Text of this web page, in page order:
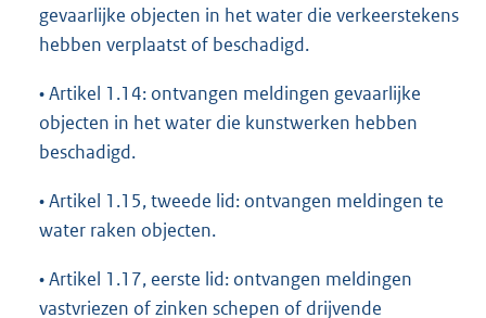
gevaarlijke objecten in het water die verkeerstekens
hebben verplaatst of beschadigd.
• Artikel 1.14: ontvangen meldingen gevaarlijke
objecten in het water die kunstwerken hebben
beschadigd.
• Artikel 1.15, tweede lid: ontvangen meldingen te
water raken objecten.
• Artikel 1.17, eerste lid: ontvangen meldingen
vastvriezen of zinken schepen of drijvende